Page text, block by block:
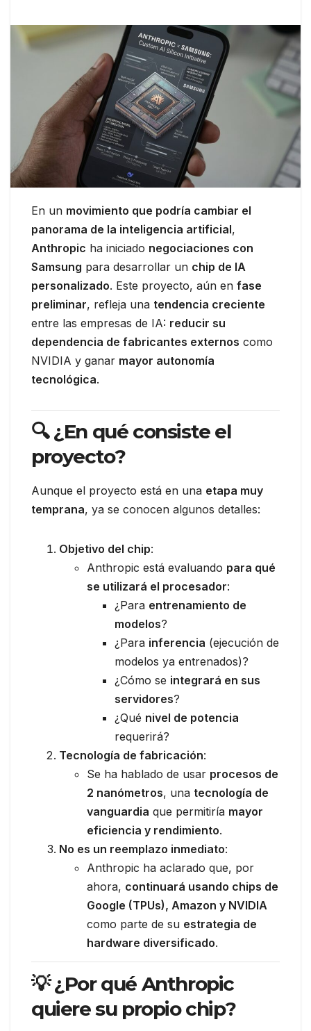
En un movimiento que podría cambiar el
panorama de la inteligencia artificial,
Anthropic ha iniciado negociaciones con
Samsung para desarrollar un chip de IA
personalizado. Este proyecto, aún en fase
preliminar, refleja una tendencia creciente
entre las empresas de IA: reducir su
dependencia de fabricantes externos como
NVIDIA y ganar mayor autonomía
tecnológica.
🔍 ¿En qué consiste el
proyecto?
Aunque el proyecto está en una etapa muy
temprana, ya se conocen algunos detalles:
Objetivo del chip:
Anthropic está evaluando para qué
se utilizará el procesador:
¿Para entrenamiento de
modelos?
¿Para inferencia (ejecución de
modelos ya entrenados)?
¿Cómo se integrará en sus
servidores?
¿Qué nivel de potencia
requerirá?
Tecnología de fabricación:
Se ha hablado de usar procesos de
2 nanómetros, una tecnología de
vanguardia que permitiría mayor
eficiencia y rendimiento.
No es un reemplazo inmediato:
Anthropic ha aclarado que, por
ahora, continuará usando chips de
Google (TPUs), Amazon y NVIDIA
como parte de su estrategia de
hardware diversificado.
💡 ¿Por qué Anthropic
quiere su propio chip?